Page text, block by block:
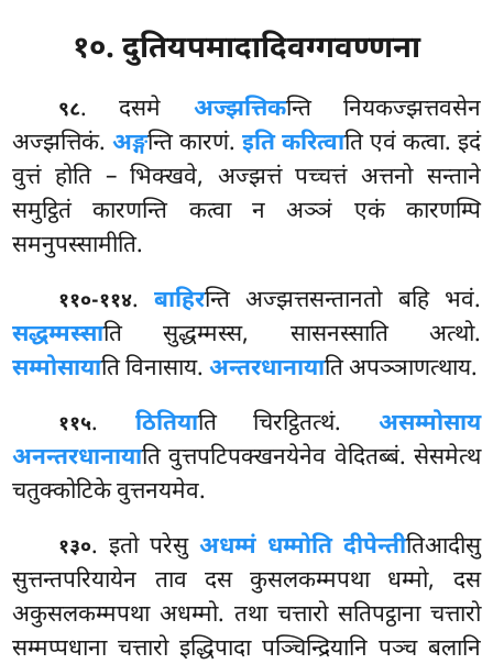
१०. दुतियपमादादिवग्गवण्णना
९८. दसमे अज्झत्तिकन्ति नियकज्झत्तवसेन
अज्झत्तिकं.अङ्गन्ति कारणं.इति करित्वाति एवं कत्वा. इदं
वुत्तं होति – भिक्खवे, अज्झत्तं पच्चत्तं अत्तनो सन्ताने
समुट्ठितं कारणन्ति कत्वा न अञ्ञं एकं कारणम्पि
समनुपस्सामीति.
११०-११४.बाहिरन्तिअज्झत्तसन्तानतो बहि भवं.
सद्धम्मस्साति सुद्धम्मस्स, सासनस्साति अत्थो.
सम्मोसायाति विनासाय.अन्तरधानायाति अपञ्ञाणत्थाय.
११५. ठितियाति चिरट्ठितत्थं. असम्मोसाय
अनन्तरधानायाति वुत्तपटिपक्खनयेनेव वेदितब्बं. सेसमेत्थ
चतुक्कोटिके वुत्तनयमेव.
१३०. इतो परेसु अधम्मं धम्मोति दीपेन्तीतिआदीसु
सुत्तन्तपरियायेन ताव दस कुसलकम्मपथा धम्मो, दस
अकुसलकम्मपथा अधम्मो. तथा चत्तारो सतिपट्ठाना चत्तारो
सम्मप्पधाना चत्तारो इद्धिपादा पञ्चिन्द्रियानि पञ्च बलानि